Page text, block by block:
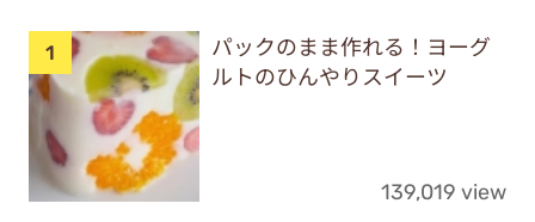
パックのまま作れる！ヨーグ
ルトのひんやりスイーツ
139,019 view